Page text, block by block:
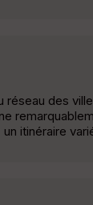
réseau des
itinéraire